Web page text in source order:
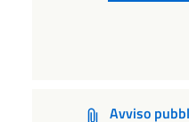
Avviso